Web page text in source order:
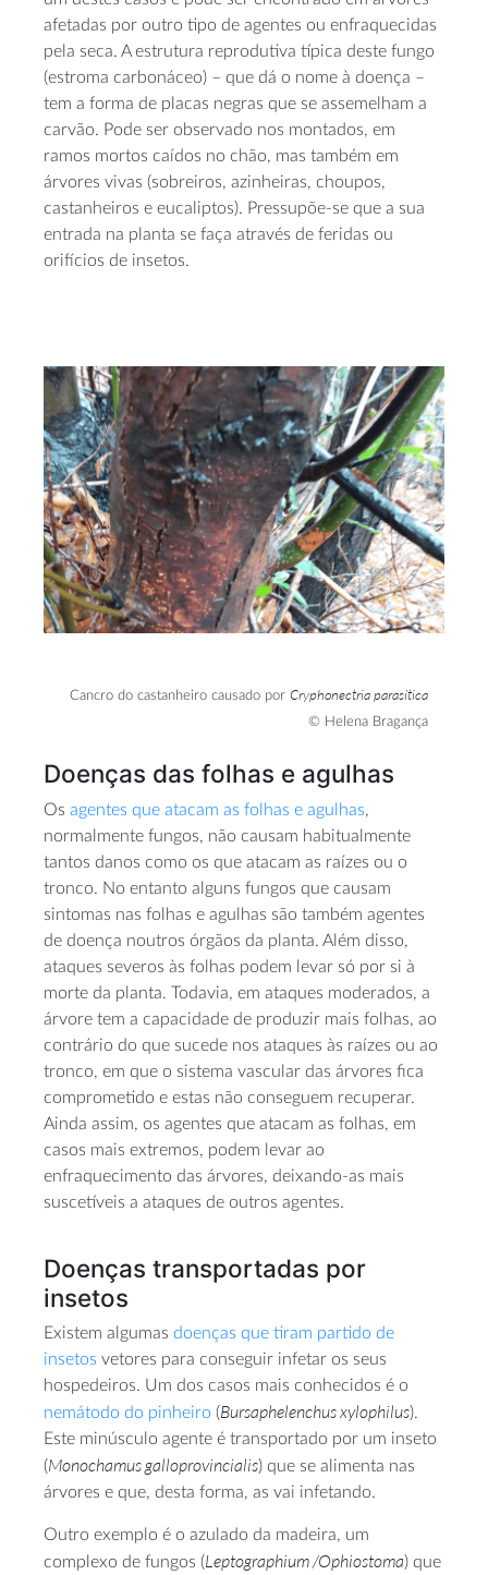
afetadas por outro tipo de agentes ou enfraquecidas
pela seca. A estrutura reprodutiva típica deste fungo
(estroma carbonáceo) – que dá o nome à doença –
tem a forma de placas negras que se assemelham a
carvão. Pode ser observado nos montados, em
ramos mortos caídos no chão, mas também em
árvores vivas (sobreiros, azinheiras, choupos,
castanheiros e eucaliptos). Pressupõe-se que a sua
entrada na planta se faça através de feridas ou
orifícios de insetos.
Cancro do castanheiro causado por Cryphonectria parasítica
© Helena Bragança
Doenças das folhas e agulhas
Os agentes que atacam as folhas e agulhas,
normalmente fungos, não causam habitualmente
tantos danos como os que atacam as raízes ou o
tronco. No entanto alguns fungos que causam
sintomas nas folhas e agulhas são também agentes
de doença noutros órgãos da planta. Além disso,
ataques severos às folhas podem levar só por si à
morte da planta. Todavia, em ataques moderados, a
árvore tem a capacidade de produzir mais folhas, ao
contrário do que sucede nos ataques às raízes ou ao
tronco, em que o sistema vascular das árvores fica
comprometido e estas não conseguem recuperar.
Ainda assim, os agentes que atacam as folhas, em
casos mais extremos, podem levar ao
enfraquecimento das árvores, deixando-as mais
suscetíveis a ataques de outros agentes.
Doenças transportadas por
insetos
Existem algumas doenças que tiram partido de
insetos vetores para conseguir infetar os seus
hospedeiros. Um dos casos mais conhecidos é o
nemátodo do pinheiro (Bursaphelenchus xylophilus).
Este minúsculo agente é transportado por um inseto
(Monochamus galloprovincialis) que se alimenta nas
árvores e que, desta forma, as vai infetando.
Outro exemplo é o azulado da madeira, um
complexo de fungos (Leptographium /Ophiostoma) que